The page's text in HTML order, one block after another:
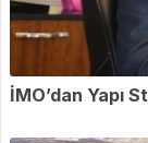
İMO’dan Yapı